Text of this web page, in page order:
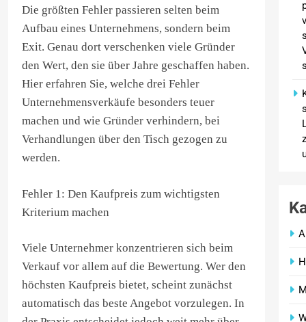
Die größten Fehler passieren selten beim
Aufbau eines Unternehmens, sondern beim
Exit. Genau dort verschenken viele Gründer
den Wert, den sie über Jahre geschaffen haben.
Hier erfahren Sie, welche drei Fehler
Unternehmensverkäufe besonders teuer
machen und wie Gründer verhindern, bei
Verhandlungen über den Tisch gezogen zu
werden.
Fehler 1: Den Kaufpreis zum wichtigsten
Kriterium machen
Viele Unternehmer konzentrieren sich beim
Verkauf vor allem auf die Bewertung. Wer den
höchsten Kaufpreis bietet, scheint zunächst
automatisch das beste Angebot vorzulegen. In